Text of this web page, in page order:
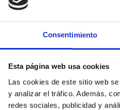
Consentimiento
Esta página web usa cookies
Las cookies de este sitio web
y analizar el tráfico. Además,
redes sociales, publicidad y